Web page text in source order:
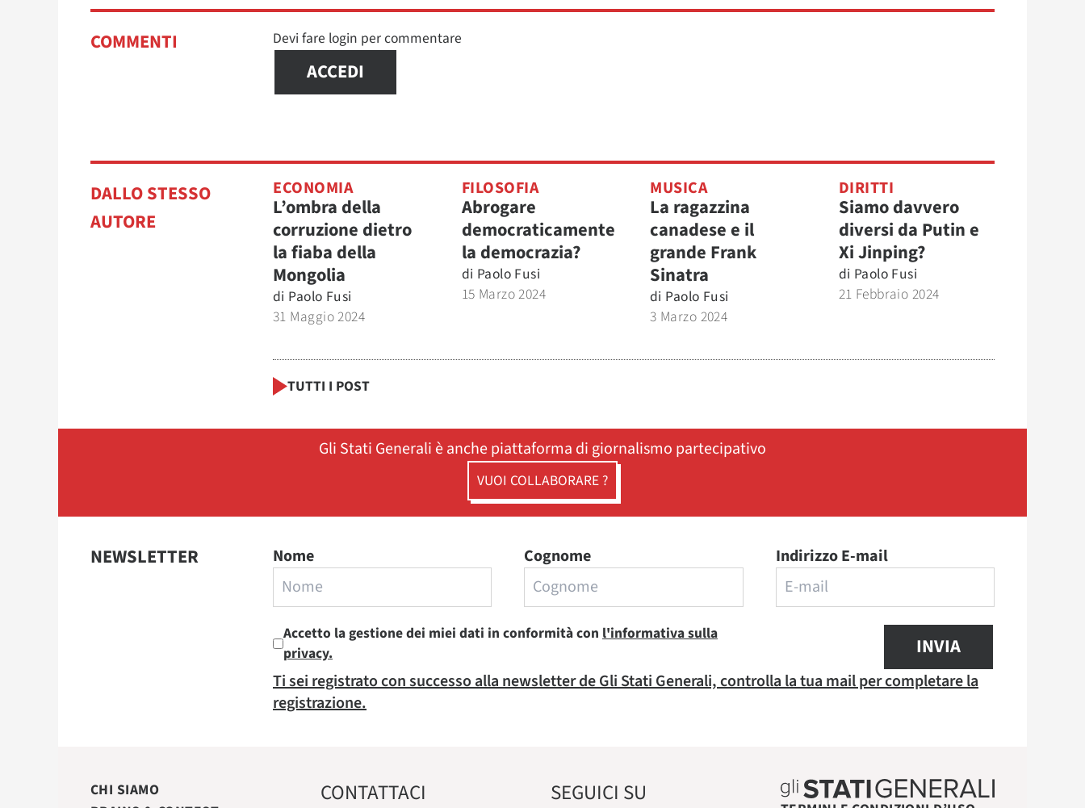
COMMENTI Devi fare login per commentare
ACCEDI
DALLO STESSO
AUTORE
ECONOMIA
L’ombra della
corruzione dietro
la fiaba della
Mongolia
di Paolo Fusi
31 Maggio 2024
FILOSOFIA
Abrogare
democraticamente
la democrazia?
di Paolo Fusi
15 Marzo 2024
MUSICA
La ragazzina
canadese e il
grande Frank
Sinatra
di Paolo Fusi
3 Marzo 2024
DIRITTI
Siamo davvero
diversi da Putin e
Xi Jinping?
di Paolo Fusi
21 Febbraio 2024
TUTTI I POST
Gli Stati Generali è anche piattaforma di giornalismo partecipativo
VUOI COLLABORARE ?
NEWSLETTER Nome Cognome Indirizzo E-mail
Accetto la gestione dei miei dati in conformità con l'informativa sulla
privacy.
INVIA
Ti sei registrato con successo alla newsletter de Gli Stati Generali, controlla la tua mail per completare la
registrazione.
CHI SIAMO
CONTATTACI SEGUICI SU